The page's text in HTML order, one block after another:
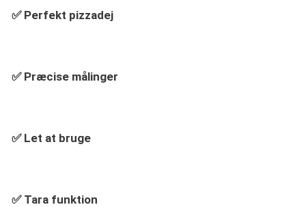
✅ Perfekt pizzadej
✅ Præcise målinger
✅ Let at bruge
✅ Tara funktion